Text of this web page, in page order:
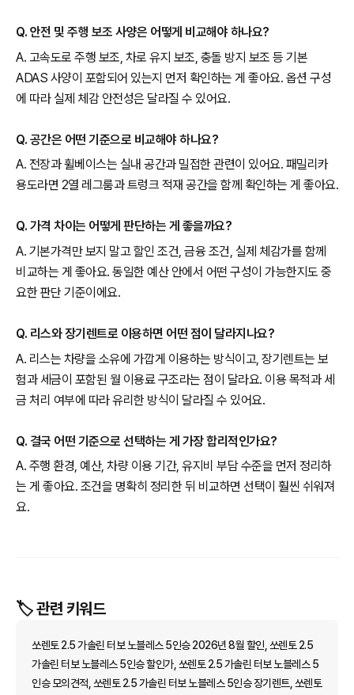
Q. 안전 및 주행 보조 사양은 어떻게 비교해야 하나요?
A. 고속도로 주행 보조, 차로 유지 보조, 충돌 방지 보조 등 기본
ADAS 사양이 포함되어 있는지 먼저 확인하는 게 좋아요. 옵션 구성
에 따라 실제 체감 안전성은 달라질 수 있어요.
Q. 공간은 어떤 기준으로 비교해야 하나요?
A. 전장과 휠베이스는 실내 공간과 밀접한 관련이 있어요. 패밀리카
용도라면 2열 레그룸과 트렁크 적재 공간을 함께 확인하는 게 좋아요.
Q. 가격 차이는 어떻게 판단하는 게 좋을까요?
A. 기본가격만 보지 말고 할인 조건, 금융 조건, 실제 체감가를 함께
비교하는 게 좋아요. 동일한 예산 안에서 어떤 구성이 가능한지도 중
요한 판단 기준이에요.
Q. 리스와 장기렌트로 이용하면 어떤 점이 달라지나요?
A. 리스는 차량을 소유에 가깝게 이용하는 방식이고, 장기렌트는 보
험과 세금이 포함된 월 이용료 구조라는 점이 달라요. 이용 목적과 세
금 처리 여부에 따라 유리한 방식이 달라질 수 있어요.
Q. 결국 어떤 기준으로 선택하는 게 가장 합리적인가요?
A. 주행 환경, 예산, 차량 이용 기간, 유지비 부담 수준을 먼저 정리하
는 게 좋아요. 조건을 명확히 정리한 뒤 비교하면 선택이 훨씬 쉬워져
요.
🏷️ 관련 키워드
쏘렌토 2.5 가솔린 터보 노블레스 5인승 2026년 8월 할인, 쏘렌토 2.5
가솔린 터보 노블레스 5인승 할인가, 쏘렌토 2.5 가솔린 터보 노블레스 5
인승 모의견적, 쏘렌토 2.5 가솔린 터보 노블레스 5인승 장기렌트, 쏘렌토